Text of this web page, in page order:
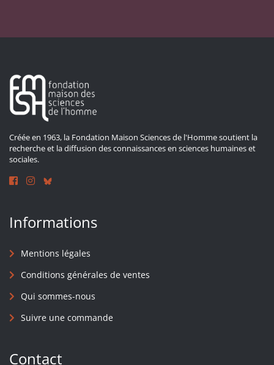
Créée en 1963, la Fondation Maison Sciences de l'Homme soutient la
recherche et la diffusion des connaissances en sciences humaines et
sociales.
Informations
Mentions légales
Conditions générales de ventes
Qui sommes-nous
Suivre une commande
Contact